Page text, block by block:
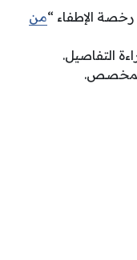
الإطفاء “من
التفاصيل.
المخصص.